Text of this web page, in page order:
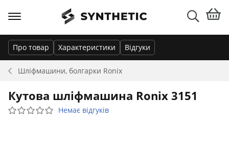
Шліфмашини, болгарки Ronix
Про товар Характеристики Відгуки
Кутова шліфмашина Ronix 3151
Немає відгуків